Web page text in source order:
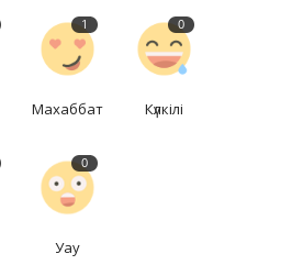
1
Махаббат
0
Күлкілі
0
Уау